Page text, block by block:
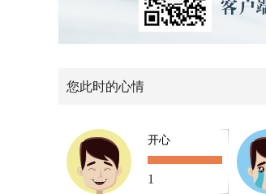
您此时的心情
开心
1